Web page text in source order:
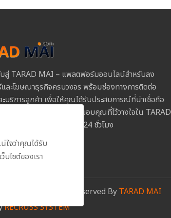
สู่ TARAD MAI – แพลตฟอร์มออนไลน์สำหรับลง
ละโฆษณาธุรกิจครบวงจร พร้อมช่องทางการติดต่อ
บริการลูกค้า เพื่อให้คุณได้รับประสบการณ์ที่น่าเชื่อถือ
ยในการใช้งานทุกขั้นตอน ขอบคุณที่ไว้วางใจใน TARAD
ราพร้อมให้บริการคุณตลอด 24 ชั่วโมง
All Rights Reserved By TARAD MAI
RECRUSS SYSTEM
ใจว่าคุณได้รับ
ไซต์ของเรา